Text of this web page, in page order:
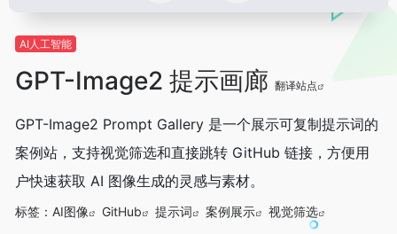
AI人工智能
GPT-Image2 提示画廊 翻译站点
GPT-Image2 Prompt Gallery 是一个展示可复制提示词的
案例站，支持视觉筛选和直接跳转 GitHub 链接，方便用
户快速获取 AI 图像生成的灵感与素材。
标签： AI图像 GitHub 提示词 案例展示 视觉筛选